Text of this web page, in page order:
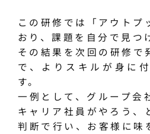
この研修では「アウトプ
おり、課題を自分で見つ
その結果を次回の研修で
で、よりスキルが身に
す。
一例として、グループ会
キャリア社員がやろう、
判断で行い、お客様に味